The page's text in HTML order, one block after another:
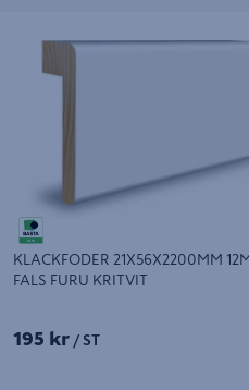
FURU KRITVIT
KLACKFODER 21X56X2200MM
FALS FURU KRITVIT
195 kr / ST